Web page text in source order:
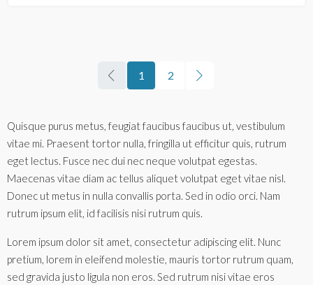
1 2
Quisque purus metus, feugiat faucibus faucibus ut, vestibulum
vitae mi. Praesent tortor nulla, fringilla ut efficitur quis, rutrum
eget lectus. Fusce nec dui nec neque volutpat egestas.
Maecenas vitae diam ac tellus aliquet volutpat eget vitae nisl.
Donec ut metus in nulla convallis porta. Sed in odio orci. Nam
rutrum ipsum elit, id facilisis nisi rutrum quis.
Lorem ipsum dolor sit amet, consectetur adipiscing elit. Nunc
pretium, lorem in eleifend molestie, mauris tortor rutrum quam,
sed gravida justo ligula non eros. Sed rutrum nisi vitae eros